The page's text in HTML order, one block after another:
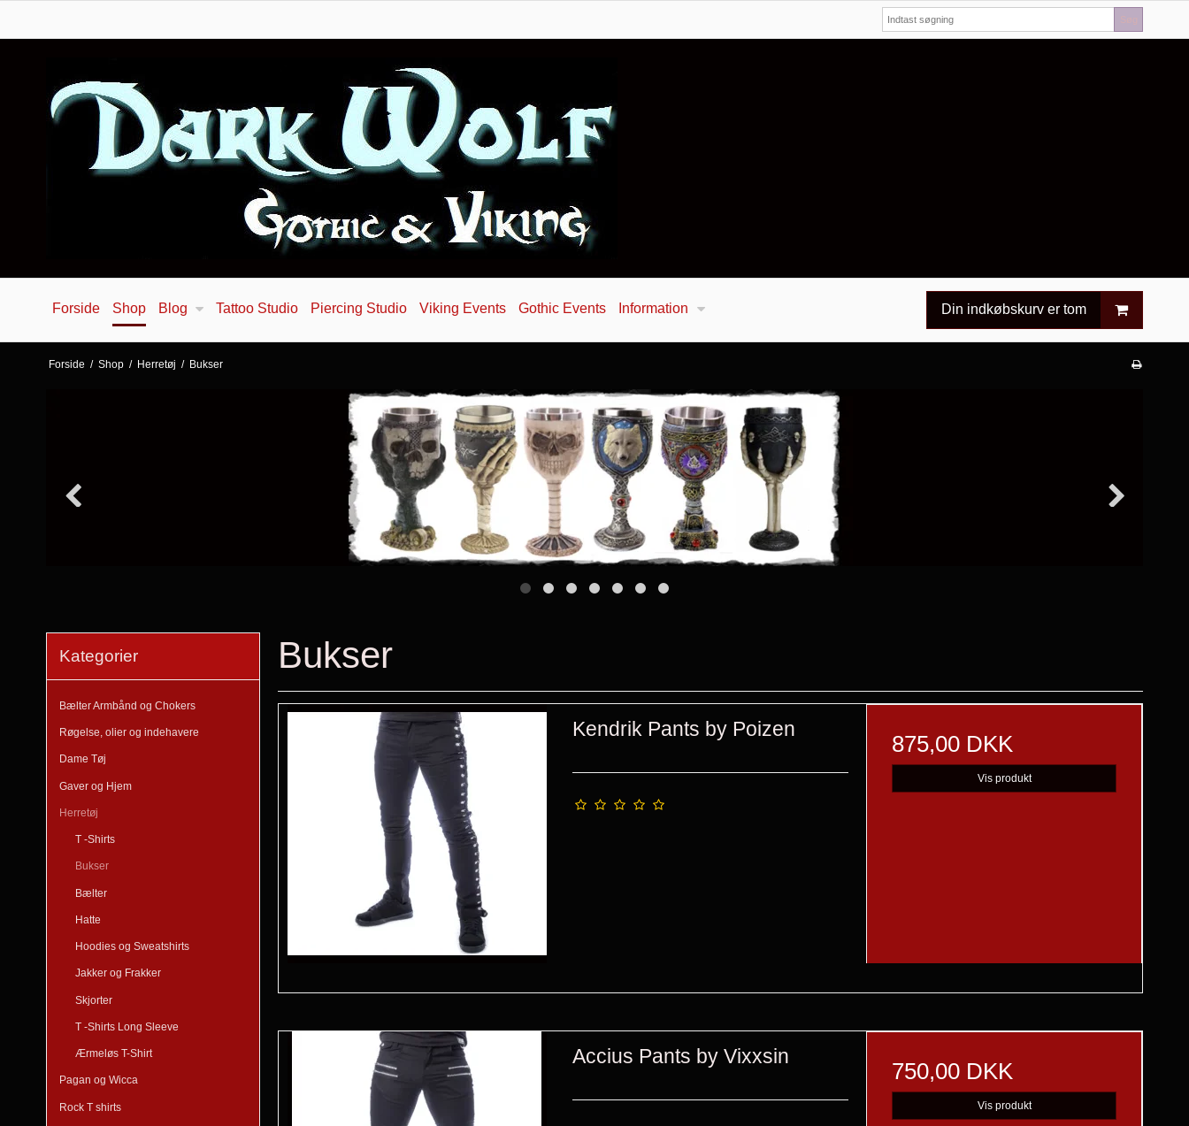
Forside Shop Blog Tattoo Studio Piercing Studio Viking Events Gothic Events Information Din indkøbskurv er tom
Forside / Shop / Herretøj / Bukser
Kategorier
Bælter Armbånd og Chokers
Røgelse, olier og indehavere
Dame Tøj
Gaver og Hjem
Herretøj
T -Shirts
Bukser
Bælter
Hatte
Hoodies og Sweatshirts
Jakker og Frakker
Skjorter
T -Shirts Long Sleeve
Ærmeløs T-Shirt
Pagan og Wicca
Rock T shirts
Bukser
Kendrik Pants by Poizen
875,00 DKK
Vis produkt
Accius Pants by Vixxsin
750,00 DKK
Vis produkt